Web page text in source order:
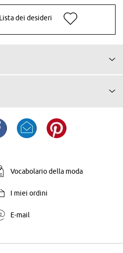
dei desideri
Vocabolario della moda
I miei ordini
E-mail